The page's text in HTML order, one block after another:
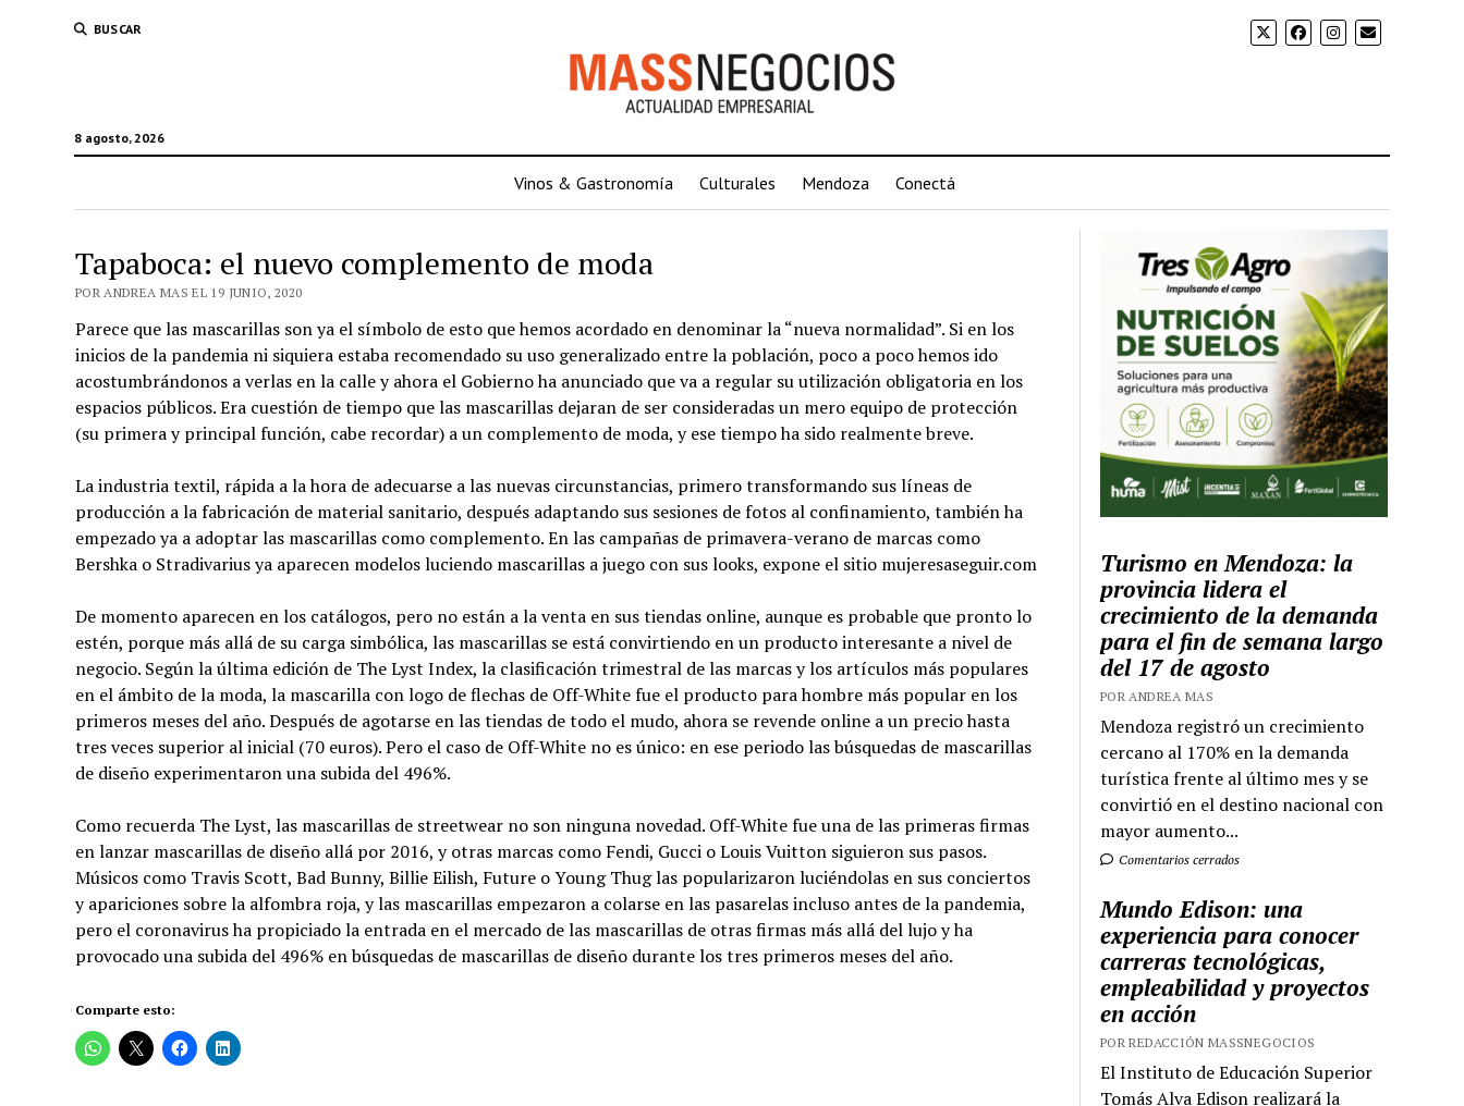
BUSCAR
8 agosto, 2026
Vinos & Gastronomía Culturales Mendoza Conectá
Tapaboca: el nuevo complemento de moda
POR ANDREA MAS EL 19 JUNIO, 2020
Parece que las mascarillas son ya el símbolo de esto que hemos acordado en denominar la “nueva normalidad”. Si en los
inicios de la pandemia ni siquiera estaba recomendado su uso generalizado entre la población, poco a poco hemos ido
acostumbrándonos a verlas en la calle y ahora el Gobierno ha anunciado que va a regular su utilización obligatoria en los
espacios públicos. Era cuestión de tiempo que las mascarillas dejaran de ser consideradas un mero equipo de protección
(su primera y principal función, cabe recordar) a un complemento de moda, y ese tiempo ha sido realmente breve.
La industria textil, rápida a la hora de adecuarse a las nuevas circunstancias, primero transformando sus líneas de
producción a la fabricación de material sanitario, después adaptando sus sesiones de fotos al confinamiento, también ha
empezado ya a adoptar las mascarillas como complemento. En las campañas de primavera-verano de marcas como
Bershka o Stradivarius ya aparecen modelos luciendo mascarillas a juego con sus looks, expone el sitio mujeresaseguir.com
De momento aparecen en los catálogos, pero no están a la venta en sus tiendas online, aunque es probable que pronto lo
estén, porque más allá de su carga simbólica, las mascarillas se está convirtiendo en un producto interesante a nivel de
negocio. Según la última edición de The Lyst Index, la clasificación trimestral de las marcas y los artículos más populares
en el ámbito de la moda, la mascarilla con logo de flechas de Off-White fue el producto para hombre más popular en los
primeros meses del año. Después de agotarse en las tiendas de todo el mudo, ahora se revende online a un precio hasta
tres veces superior al inicial (70 euros). Pero el caso de Off-White no es único: en ese periodo las búsquedas de mascarillas
de diseño experimentaron una subida del 496%.
Como recuerda The Lyst, las mascarillas de streetwear no son ninguna novedad. Off-White fue una de las primeras firmas
en lanzar mascarillas de diseño allá por 2016, y otras marcas como Fendi, Gucci o Louis Vuitton siguieron sus pasos.
Músicos como Travis Scott, Bad Bunny, Billie Eilish, Future o Young Thug las popularizaron luciéndolas en sus conciertos
y apariciones sobre la alfombra roja, y las mascarillas empezaron a colarse en las pasarelas incluso antes de la pandemia,
pero el coronavirus ha propiciado la entrada en el mercado de las mascarillas de otras firmas más allá del lujo y ha
provocado una subida del 496% en búsquedas de mascarillas de diseño durante los tres primeros meses del año.
Comparte esto:
Turismo en Mendoza: la
provincia lidera el
crecimiento de la demanda
para el fin de semana largo
del 17 de agosto
POR ANDREA MAS
Mendoza registró un crecimiento
cercano al 170% en la demanda
turística frente al último mes y se
convirtió en el destino nacional con
mayor aumento...
Comentarios cerrados
Mundo Edison: una
experiencia para conocer
carreras tecnológicas,
empleabilidad y proyectos
en acción
POR REDACCIÓN MASSNEGOCIOS
El Instituto de Educación Superior
Tomás Alva Edison realizará la